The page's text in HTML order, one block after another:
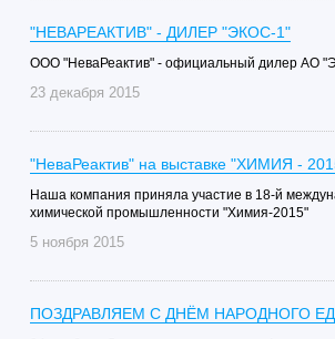
"НЕВАРЕАКТИВ" - ДИЛЕР "ЭКОС-1"
ООО "НеваРеактив" - официальный дилер АО
23 декабря 2015
"НеваРеактив" на выставке "ХИМИЯ -
Наша компания приняла участие в 18-й
химической промышленности "Химия-2015"
5 ноября 2015
ПОЗДРАВЛЯЕМ С ДНЁМ НАРОДНОГО